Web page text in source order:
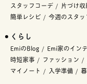
スタッフコーデ
片づけ
簡単レシピ
今週のスタ
くらし
EmiのBlog Emi家のイン
時短家事
ファッション
マイノート
入学準備